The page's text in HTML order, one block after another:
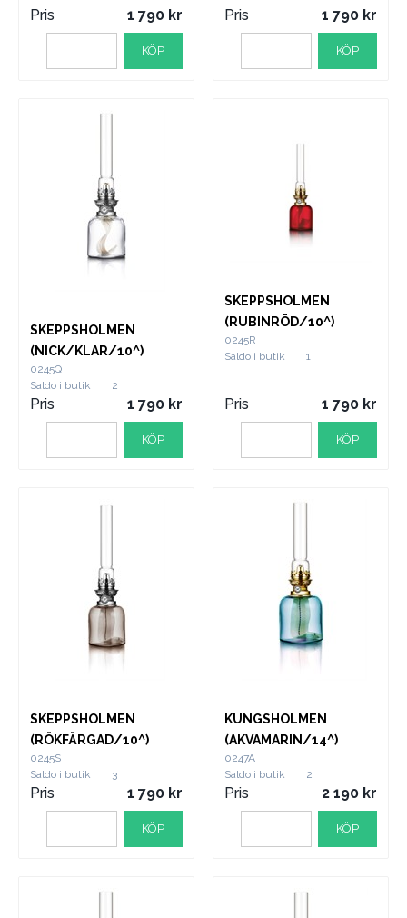
Pris 1 790
KÖP
Pris 1 790
KÖP
SKEPPSHOLMEN
(NICK/KLAR/10^)
0245Q
Saldo i butik
2
Pris 1 790
KÖP
SKEPPSHOLMEN
(RUBINRÖD/10^)
0245R
Saldo i butik
1
Pris 1 790
KÖP
SKEPPSHOLMEN
(RÖKFÄRGAD/10^)
0245S
Saldo i butik
3
Pris 1 790
KÖP
KUNGSHOLMEN
(AKVAMARIN/14^)
0247A
Saldo i butik
2
Pris 2 190
KÖP